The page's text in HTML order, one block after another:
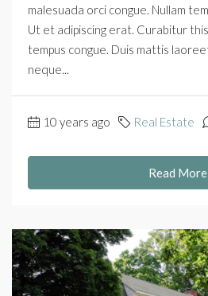
malesuada orci congue. Nullam
Ut et adipiscing erat. Curabitur
tempus congue. Duis mattis
neque...
10 years ago Real Estate
Read More